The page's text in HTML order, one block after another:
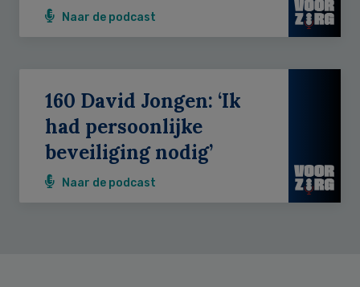
Naar de podcast
160 David Jongen: ‘Ik
had persoonlijke
beveiliging nodig’
Naar de podcast